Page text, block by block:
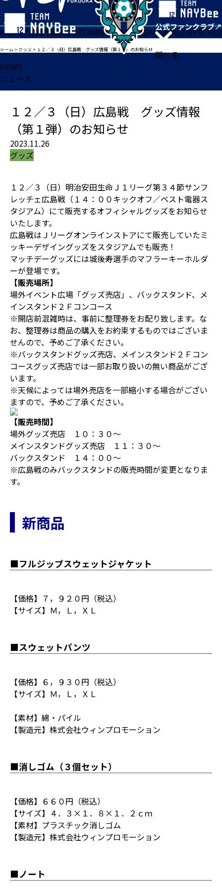
閉じる
HOMETICKETMATCHTEAMNEWSGOODSFANACADEMY
ホーム >グッズ > １２／３（日）広島戦 グッズ情報（第１弾）のお知らせ
NEWS
ニュース
１２／３（日）広島戦 グッズ情報
（第１弾）のお知らせ
2023.11.26
グッズ
１２／３（日）明治安田生命Ｊ１リーグ第３４節サンフ
レッチェ広島戦（１４：００キックオフ／ベスト電器ス
タジアム）にて販売するオフィシャルグッズをお知らせ
いたします。
広島戦はＪリーグオンラインストアにて販売していたミ
ッキーデザイングッズをスタジアムでも販売！
マッチデーグッズには城後寿選手のマフラーキーホルダ
ーが登場です。
【販売場所】
場外イベント広場「グッズ売店」、バックスタンド、メ
インスタンド２Ｆコンコース
※開店前混雑時は、事前に整理券をお配り致します。な
お、整理券は商品の購入をお約束するものではございま
せんので、予めご了承ください。
※バックスタンドグッズ売店、メインスタンド２Ｆコン
コースグッズ売店では一部お取り扱いの無い商品がござ
います。
※天候によっては場外売店を一部縮小する場合がござい
ますので、予めご了承ください。
【販売時間】
場外グッズ売店 １０：３０～
メインスタンドグッズ売店 １１：３０～
バックスタンド １４：００～
※広島戦のみバックスタンドの販売時間が変更となりま
す。
新商品
■フルジップスウェットジャケット
【価格】７，９２０円（税込）
【サイズ】Ｍ，Ｌ，ＸＬ
■スウェットパンツ
【価格】６，９３０円（税込）
【サイズ】Ｍ，Ｌ，ＸＬ
【素材】綿・パイル
【製造元】株式会社ウィンプロモーション
■消しゴム（３個セット）
【価格】６６０円（税込）
【サイズ】４．３×１．８×１．２ｃｍ
【素材】プラスチック消しゴム
【製造元】株式会社ウィンプロモーション
■ノート